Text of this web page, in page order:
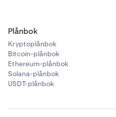
Plånbok
Kryptoplånbok
Bitcoin-plånbok
Ethereum-plånbok
Solana-plånbok
USDT-plånbok